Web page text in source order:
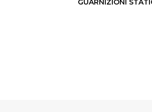
GUARNIZIONI